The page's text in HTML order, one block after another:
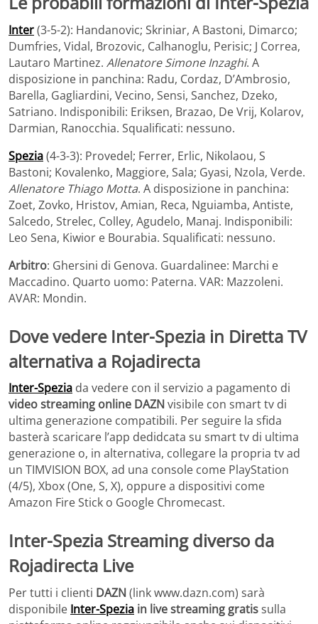
Inter(3-5-2): Handanovic; Skriniar, A Bastoni, Dimarco;
Dumfries, Vidal, Brozovic, Calhanoglu, Perisic; J Correa,
Lautaro Martinez. Allenatore Simone Inzaghi. A
disposizione in panchina: Radu, Cordaz, D’Ambrosio,
Barella, Gagliardini, Vecino, Sensi, Sanchez, Dzeko,
Satriano. Indisponibili: Eriksen, Brazao, De Vrij, Kolarov,
Darmian, Ranocchia. Squalificati: nessuno.
Spezia(4-3-3): Provedel; Ferrer, Erlic, Nikolaou, S
Bastoni; Kovalenko, Maggiore, Sala; Gyasi, Nzola, Verde.
Allenatore Thiago Motta. A disposizione in panchina:
Zoet, Zovko, Hristov, Amian, Reca, Nguiamba, Antiste,
Salcedo, Strelec, Colley, Agudelo, Manaj. Indisponibili:
Leo Sena, Kiwior e Bourabia. Squalificati: nessuno.
Arbitro: Ghersini di Genova. Guardalinee: Marchi e
Maccadino. Quarto uomo: Paterna. VAR: Mazzoleni.
AVAR: Mondin.
Dove vedere Inter-Spezia in Diretta TV
alternativa a Rojadirecta
Inter-Spezia da vedere con il servizio a pagamento di
video streaming online DAZNvisibile con smart tv di
ultima generazione compatibili. Per seguire la sfida
basterà scaricare l’app dedidcata su smart tv di ultima
generazione o, in alternativa, collegare la propria tv ad
un TIMVISION BOX, ad una console come PlayStation
(4/5), Xbox (One, S, X), oppure a dispositivi come
Amazon Fire Stick o Google Chromecast.
Inter-Spezia Streaming diverso da
Rojadirecta Live
Per tutti i clienti DAZN(link www.dazn.com) sarà
disponibile Inter-Spezia in live streaming gratissulla